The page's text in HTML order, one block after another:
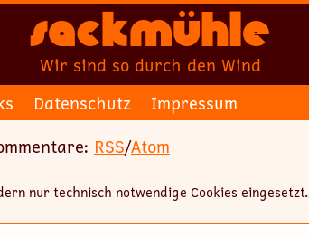
Sackmühle
Wir sind so durch den Wind
Datenschutz
Impressum
RSS/Atom
nur technisch notwendige Cookies eingesetzt.